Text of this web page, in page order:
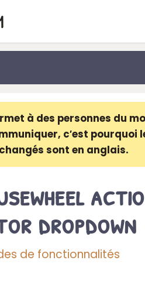
à des personnes du
c′est pourquoi
sont en anglais.
dropdown
de fonctionnalités